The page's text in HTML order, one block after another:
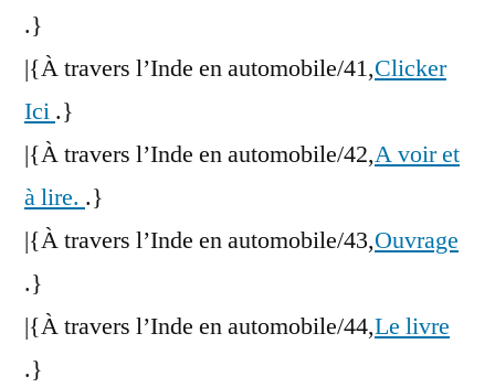
.}
|{À travers l’Inde en automobile/41,Clicker
Ici .}
|{À travers l’Inde en automobile/42,A voir et
à lire. .}
|{À travers l’Inde en automobile/43,Ouvrage
.}
|{À travers l’Inde en automobile/44,Le livre
.}